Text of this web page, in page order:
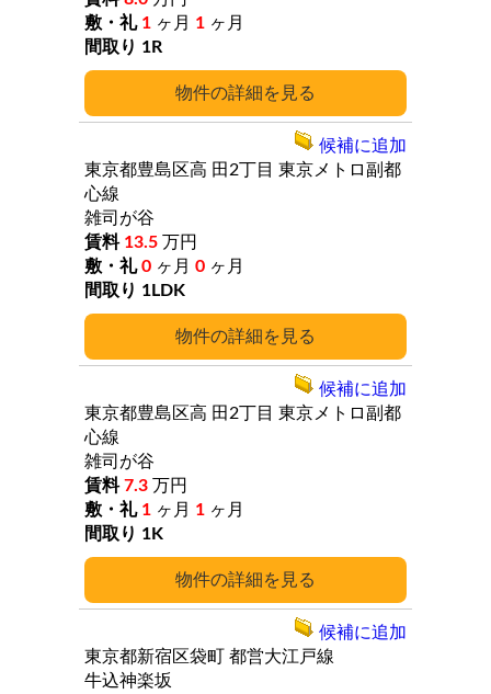
詳細
1 ヶ月 1 ヶ月
1R
詳細
東京都豊島区高 田2丁目 東京メトロ副都
心線
雑司が谷
13.5 万円
0 ヶ月 0 ヶ月
1LDK
候補に追加
詳細
東京都豊島区高 田2丁目 東京メトロ副都
心線
雑司が谷
7.3 万円
1 ヶ月 1 ヶ月
1K
候補に追加
東京都新宿区袋町 都営大江戸線
牛込神楽坂
候補に追加